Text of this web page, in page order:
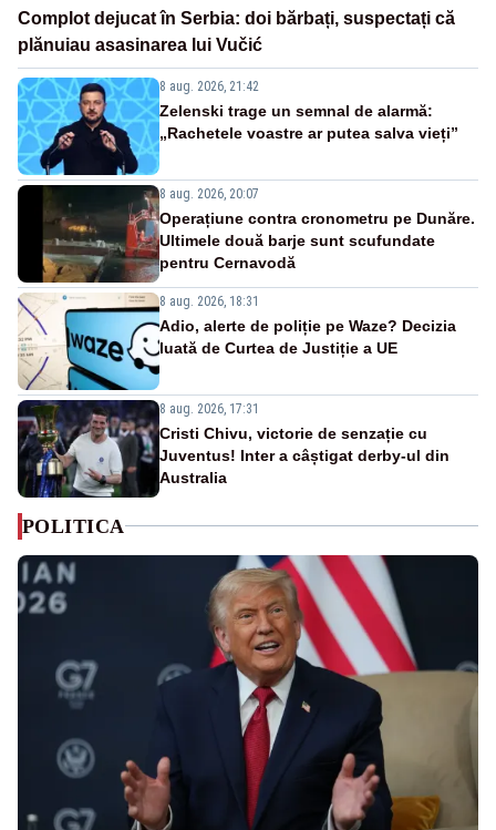
Complot dejucat în Serbia: doi bărbați, suspectați că
plănuiau asasinarea lui Vučić
8 aug. 2026, 21:42
Zelenski trage un semnal de alarmă:
„Rachetele voastre ar putea salva vieți”
8 aug. 2026, 20:07
Operațiune contra cronometru pe Dunăre.
Ultimele două barje sunt scufundate
pentru Cernavodă
8 aug. 2026, 18:31
Adio, alerte de poliție pe Waze? Decizia
luată de Curtea de Justiție a UE
8 aug. 2026, 17:31
Cristi Chivu, victorie de senzație cu
Juventus! Inter a câștigat derby-ul din
Australia
POLITICA